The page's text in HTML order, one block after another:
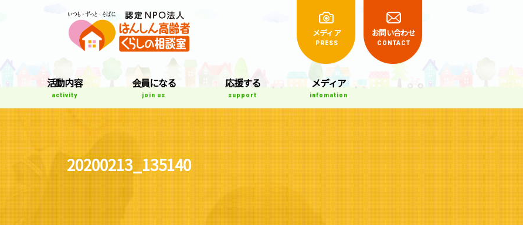
メディア
PRESS
お問い合わせ
CONTACT
活動内容
activity
会員になる
join us
応援する
support
メディア
infomation
20200213_135140